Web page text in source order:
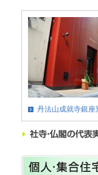
丹法山成就寺銀座